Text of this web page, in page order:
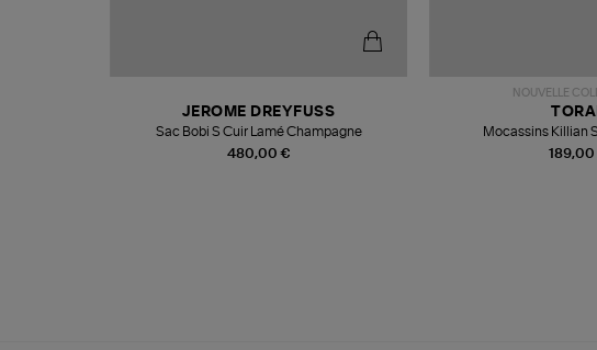
480,00 €
JEROME DREYFUSS
Sac Bobi S Cuir Lamé Champagne
NOUVELLE
189,00
Mocassins Killian